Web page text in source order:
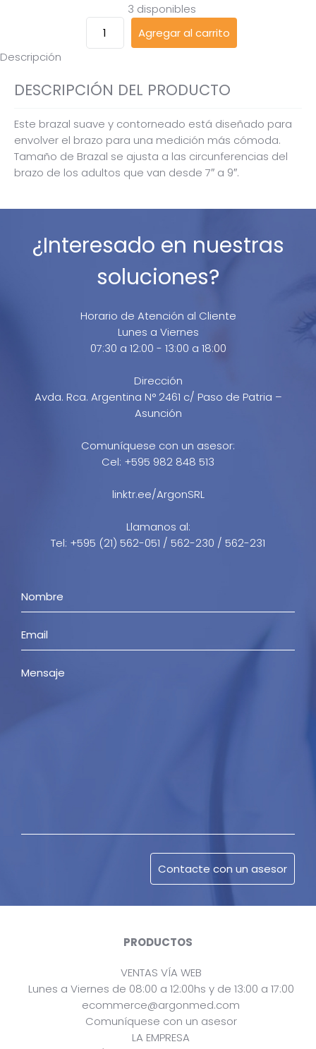
3 disponibles
C/GOMA
TAMAÑO
OMRON-
HEM-
CS24-
LA
Agregar al carrito
Descripción
DESCRIPCIÓN DEL PRODUCTO
Este brazal suave y contorneado está diseñado para
envolver el brazo para una medición más cómoda.
Tamaño de Brazal se ajusta a las circunferencias del
brazo de los adultos que van desde 7″ a 9″.
¿Interesado en nuestras
soluciones?
Horario de Atención al Cliente
Lunes a Viernes
07:30 a 12:00 - 13:00 a 18:00
Dirección
Avda. Rca. Argentina N° 2461 c/ Paso de Patria –
Asunción
Comuníquese con un asesor:
Cel: +595 982 848 513
linktr.ee/ArgonSRL
Llamanos al:
Tel: +595 (21) 562-051 / 562-230 / 562-231
PRODUCTOS
VENTAS VÍA WEB
Lunes a Viernes de 08:00 a 12:00hs y de 13:00 a 17:00
ecommerce@argonmed.com
Comuníquese con un asesor
LA EMPRESA